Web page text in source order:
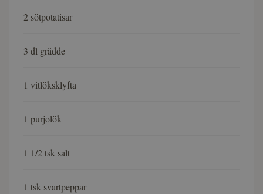
2 sötpotatisar
3 dl grädde
1 vitlöksklyfta
1 purjolök
1 1/2 tsk salt
1 tsk svartpeppar